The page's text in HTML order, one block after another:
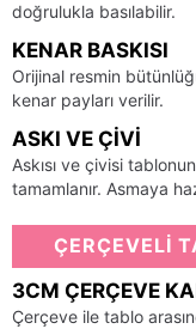
doğrulukla basılabilir.
KENAR BASKISI
Orijinal resmin
kenar payları verilir.
ASKI VE ÇIVI
Askısı ve çivisi
tamamlanır. Asmaya
ÇERÇEVELİ
3CM ÇERÇEVE
Çerçeve ile tablo